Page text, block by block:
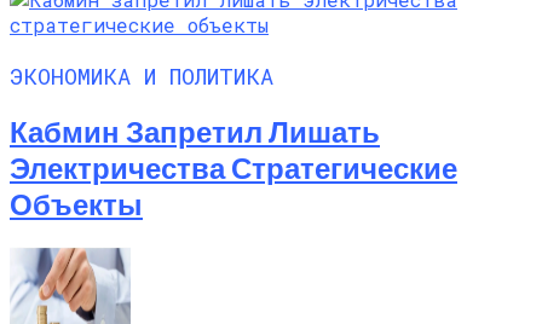
ЭКОНОМИКА И ПОЛИТИКА
Кабмин Запретил Лишать
Электричества Стратегические
Объекты